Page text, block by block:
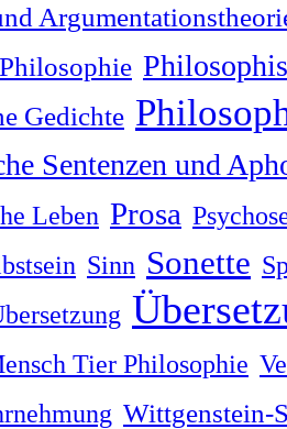
Philosophie
Gedichte
Sentenzen und
Leben Prosa
Sinn Sonette
Tier Philosophie
Wittgenstein-